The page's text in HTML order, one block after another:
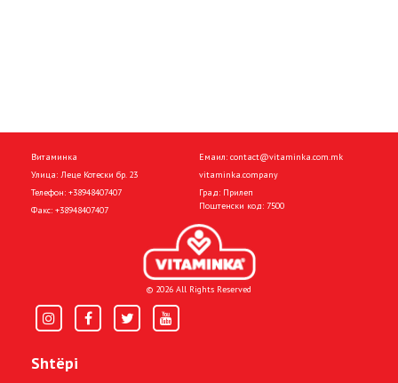
Витаминка
Улица: Леце Котески бр. 23
Телефон: +38948407407
Факс: +38948407407
Емаил: contact@vitaminka.com.mk
vitaminka.company
Град: Прилеп
Поштенски код: 7500
© 2026 All Rights Reserved
Shtëpi